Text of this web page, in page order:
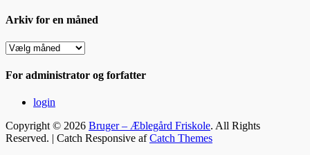
Arkiv for en måned
Arkiv
en
For administrator og forfatter
login
Copyright © 2026 Bruger – Æblegård Friskole. All Rights
Reserved. | Catch Responsive afCatch Themes